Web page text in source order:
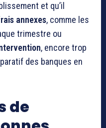
et qu’il
annexes, comme les
trimestre ou
, encore trop
des banques en
de